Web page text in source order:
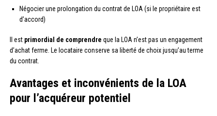
Négocier une prolongation du contrat de LOA (si le propriétaire est
d’accord)
Il est primordial de comprendre que la LOA n’est pas un engagement
d’achat ferme. Le locataire conserve sa liberté de choix jusqu’au terme
du contrat.
Avantages et inconvénients de la LOA
pour l’acquéreur potentiel